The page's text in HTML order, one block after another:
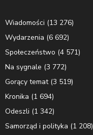
Wiadomości (13 276)
Wydarzenia (6 692)
Społeczeństwo (4 571)
Na sygnale (3 772)
Gorący temat(3 519)
Kronika (1 694)
Odeszli (1 342)
Samorząd i polityka (1 208)